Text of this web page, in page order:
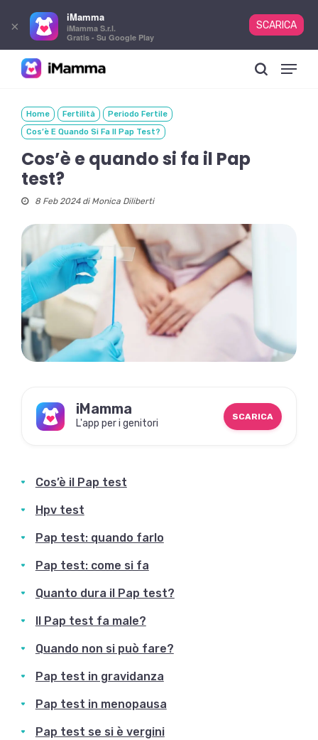
content
Menu
Home Fertilità
Periodo Fertile
Cos’è E Quando Si Fa Il Pap Test?
Cos’è e quando si fa il Pap
test?
8 Feb 2024 di Monica Diliberti
iMamma
L'app per i genitori
SCARICA
Cos’è il Pap test
Hpv test
Pap test: quando farlo
Pap test: come si fa
Quanto dura il Pap test?
Il Pap test fa male?
Quando non si può fare?
Pap test in gravidanza
Pap test in menopausa
Pap test se si è vergini
×
iMamma
iMamma S.r.l.
Gratis - Su Google Play
SCARICA